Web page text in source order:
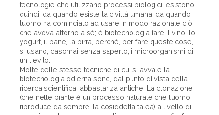
tecnologie che utilizzano processi biologici, esistono,
quindi, da quando esiste la civiltà umana, da quando
l’uomo ha cominciato ad usare in modo razionale ciò
che aveva attorno a sé; è biotecnologia fare il vino, lo
yogurt, il pane, la birra, perché, per fare queste cose,
si usano, casomai senza saperlo, i microorganismi di
un lievito.
Molte delle stesse tecniche di cui si avvale la
biotecnologia odierna sono, dal punto di vista della
ricerca scientifica, abbastanza antiche. La clonazione
(che nelle piante è un processo naturale che l’uomo
riproduce da sempre, la cosiddetta talea) a livello di